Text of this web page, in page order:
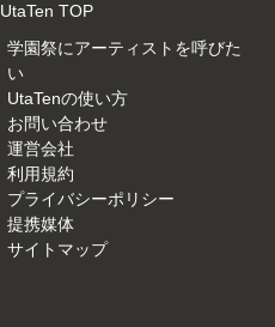
UtaTen TOP
学園祭にアーティストを呼びた
い
UtaTenの使い方
お問い合わせ
運営会社
利用規約
プライバシーポリシー
提携媒体
サイトマップ